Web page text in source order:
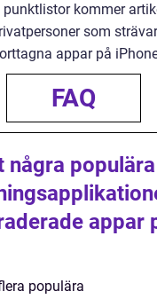
punktlistor kommer
som
appar på
FAQ
några populära
appar
populära